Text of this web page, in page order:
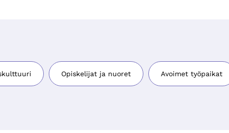
Opiskelijat ja nuoret Avoimet työpaikat